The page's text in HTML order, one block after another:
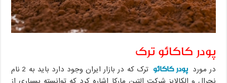
پودر کاکائو ترک
در مورد پودر کاکائو
ترک که در بازار ایران وجود دارد باید به 2 نام